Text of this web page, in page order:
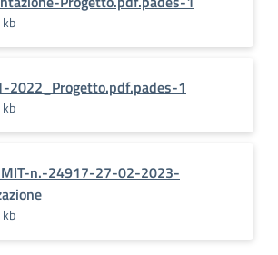
2022_Progetto.pdf.pades-1
n.-24917-27-02-2023-